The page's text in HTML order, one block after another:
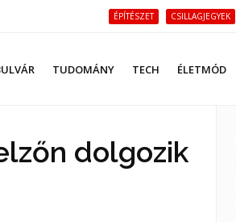
ÉPÍTÉSZET CSILLAGJEGYEK
TUDOMÁNY TECH ÉLETMÓD
dolgozik